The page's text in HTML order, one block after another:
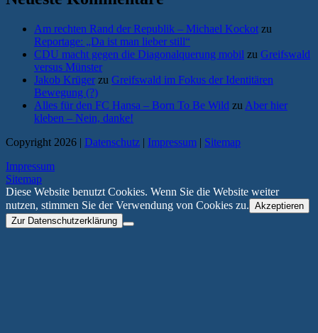
Am rechten Rand der Republik – Michael Kockot zu
Reportage: „Da ist man lieber still“
CDU macht gegen die Diagonalquerung mobil zu Greifswald
versus Münster
Jakob Krüger zu Greifswald im Fokus der Identitären
Bewegung (?)
Alles für den FC Hansa – Born To Be Wild zu Aber hier
kleben – Nein, danke!
Copyright 2026 | Datenschutz | Impressum | Sitemap
Impressum
Sitemap
Diese Website benutzt Cookies. Wenn Sie die Website weiter
nutzen, stimmen Sie der Verwendung von Cookies zu. Akzeptieren
Zur Datenschutzerklärung